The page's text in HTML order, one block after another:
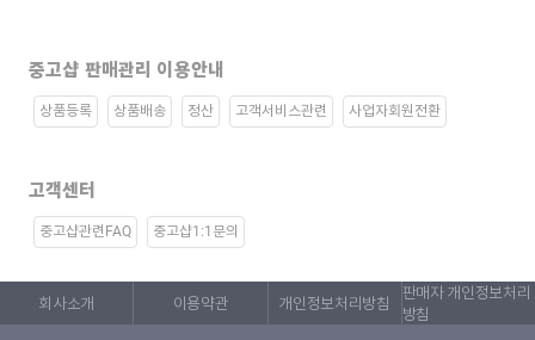
중고샵 판매관리 이용안내
상품등록 상품배송 정산 고객서비스관련 사업자회원전환
고객센터
중고샵관련FAQ 중고샵1:1문의
회사소개 이용약관 개인정보처리방침
판매자 개인정보처리
방침